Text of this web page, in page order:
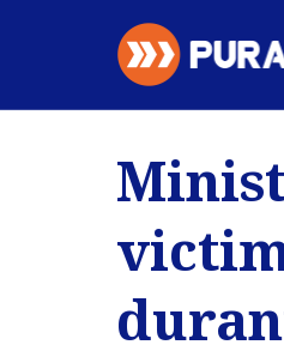
Regiones
Deportes